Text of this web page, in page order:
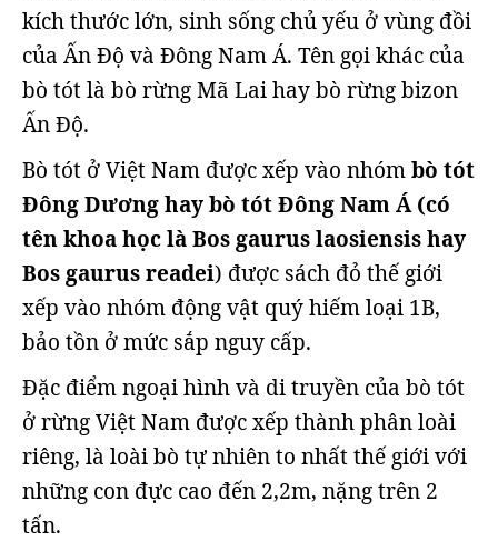
kích thước lớn, sinh sống chủ yếu ở vùng đồi
của Ấn Độ và Đông Nam Á. Tên gọi khác của
bò tót là bò rừng Mã Lai hay bò rừng bizon
Ấn Độ.
Bò tót ở Việt Nam được xếp vào nhómbò tót
Đông Dương hay bò tót Đông Nam Á (có
tên khoa học là Bos gaurus laosiensis hay
Bos gaurus readei) được sách đỏ thế giới
xếp vào nhóm động vật quý hiếm loại 1B,
bảo tồn ở mức sắp nguy cấp.
Đặc điểm ngoại hình và di truyền của bò tót
ở rừng Việt Nam được xếp thành phân loài
riêng, là loài bò tự nhiên to nhất thế giới với
những con đực cao đến 2,2m, nặng trên 2
tấn.